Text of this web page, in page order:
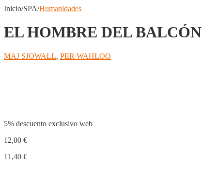
Inicio/SPA/Humanidades
EL HOMBRE DEL BALCÓN
MAJ SJOWALL, PER WAHLOO
5% descuento exclusivo web
12,00 €
11,40 €